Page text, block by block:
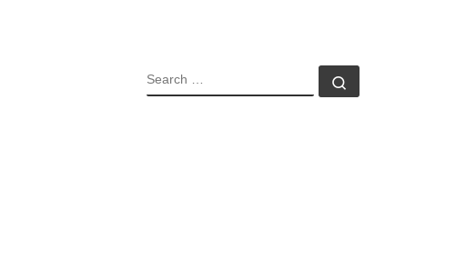
SEARCH